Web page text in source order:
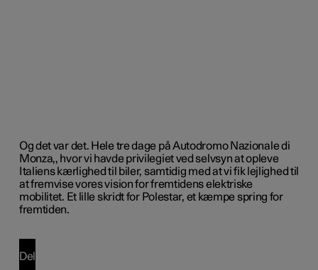
Og det var det. Hele tre dage påAutodromo Nazionale di
Monza,, hvor vi havde privilegiet ved selvsyn at opleve
Italiens kærlighed til biler, samtidig med at vi fik lejlighed til
at fremvise vores vision for fremtidens elektriske
mobilitet. Et lille skridt for Polestar, et kæmpe spring for
fremtiden.
Del